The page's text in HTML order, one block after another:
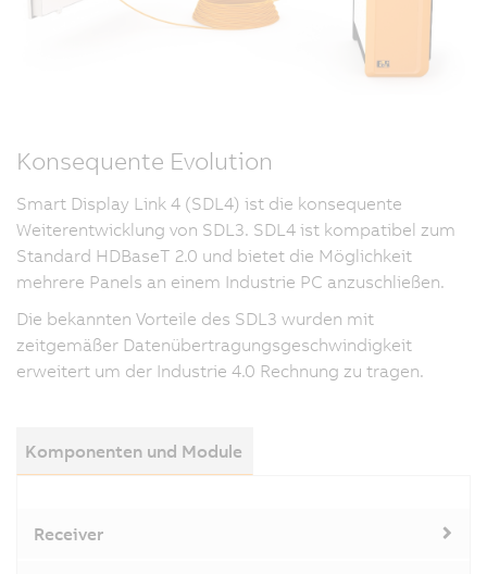
Konsequente Evolution
Smart Display Link 4 (SDL4) ist die konsequente
Weiterentwicklung von SDL3. SDL4 ist kompatibel zum
Standard HDBaseT 2.0 und bietet die Möglichkeit
mehrere Panels an einem Industrie PC anzuschließen.
Die bekannten Vorteile des SDL3 wurden mit
zeitgemäßer Datenübertragungsgeschwindigkeit
erweitert um der Industrie 4.0 Rechnung zu tragen.
Komponenten und Module
Receiver